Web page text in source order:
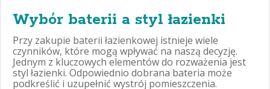
Wybór baterii a styl łazienki
Przy zakupie baterii łazienkowej istnieje wiele
czynników, które mogą wpływać na naszą decyzję.
Jednym z kluczowych elementów do rozważenia jest
styl łazienki. Odpowiednio dobrana bateria może
podkreślić i uzupełnić wystrój pomieszczenia.